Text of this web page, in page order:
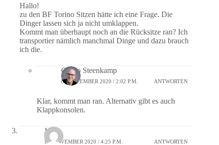
Hallo!
zu den BF Torino Sitzen hätte ich eine Frage. Die
Dinger lassen sich ja nicht umklappen.
Kommt man überhaupt noch an die Rücksitze ran? Ich
transportier nämlich manchmal Dinge und dazu brauch
ich die.
Guido Steenkamp
8. SEPTEMBER 2020 / 2:02 P.M. ANTWORTEN
Klar, kommt man ran. Alternativ gibt es auch
Klappkonsolen.
Jens
14. NOVEMBER 2020 / 4:25 P.M. ANTWORTEN